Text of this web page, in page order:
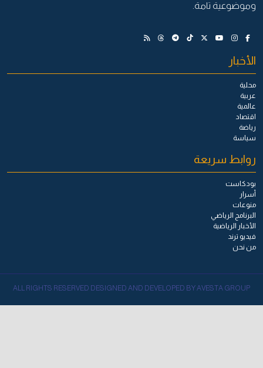
وموضوعية تامة.
الأخبار
محلية
عربية
عالمية
اقتصاد
رياضة
سياسة
روابط سريعة
بودكاست
أسرار
منوعات
البرنامج الرياضي
الأخبار الرياضية
فيديو ترند
من نحن
ALL RIGHTS RESERVED DESIGNED AND DEVELOPED BY AVESTA GROUP